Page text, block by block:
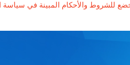
للشروط والأحكام المبينة في سياسة